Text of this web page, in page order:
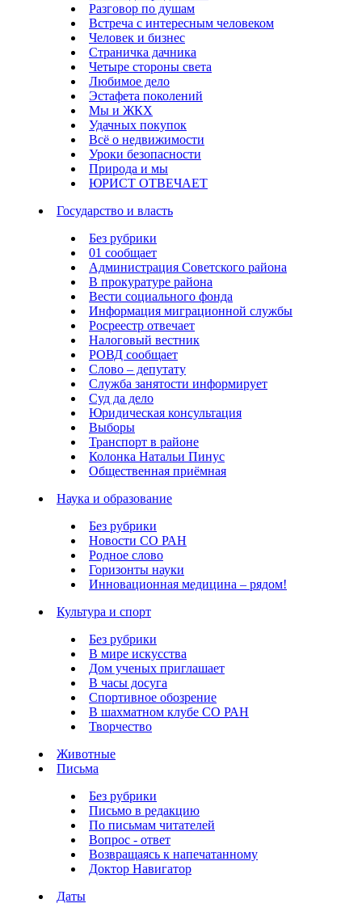
Разговор по душам
Встреча с интересным человеком
Человек и бизнес
Страничка дачника
Четыре стороны света
Любимое дело
Эстафета поколений
Мы и ЖКХ
Удачных покупок
Всё о недвижимости
Уроки безопасности
Природа и мы
ЮРИСТ ОТВЕЧАЕТ
Государство и власть
Без рубрики
01 сообщает
Администрация Советского района
В прокуратуре района
Вести социального фонда
Информация миграционной службы
Росреестр отвечает
Налоговый вестник
РОВД сообщает
Слово – депутату
Служба занятости информирует
Суд да дело
Юридическая консультация
Выборы
Транспорт в районе
Колонка Натальи Пинус
Общественная приёмная
Наука и образование
Без рубрики
Новости СО РАН
Родное слово
Горизонты науки
Инновационная медицина – рядом!
Культура и спорт
Без рубрики
В мире искусства
Дом ученых приглашает
В часы досуга
Спортивное обозрение
В шахматном клубе СО РАН
Творчество
Животные
Письма
Без рубрики
Письмо в редакцию
По письмам читателей
Вопрос - ответ
Возвращаясь к напечатанному
Доктор Навигатор
Даты